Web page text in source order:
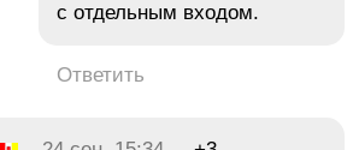
с отдельным входом.
Ответить